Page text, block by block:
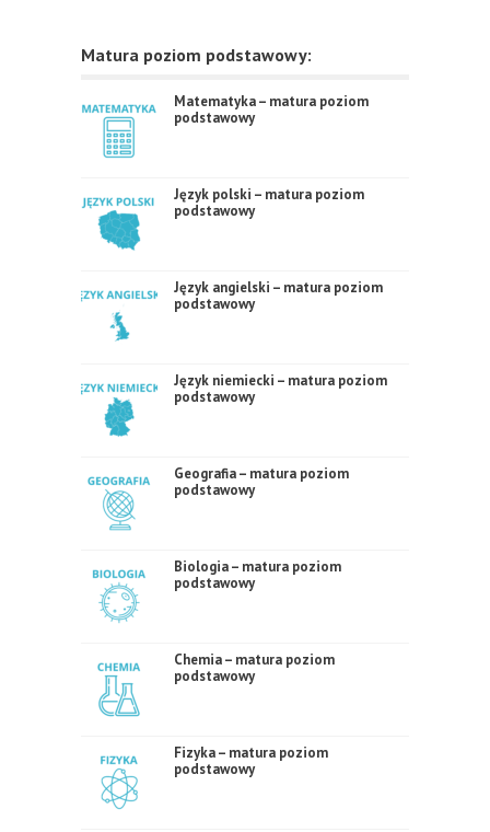
Matura poziom podstawowy:
Matematyka – matura poziom
podstawowy
Język polski – matura poziom
podstawowy
Język angielski – matura poziom
podstawowy
Język niemiecki – matura poziom
podstawowy
Geografia – matura poziom
podstawowy
Biologia – matura poziom
podstawowy
Chemia – matura poziom
podstawowy
Fizyka – matura poziom
podstawowy